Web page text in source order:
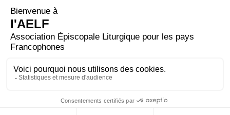
Seigneur puissant, que ta fidélité environne.
ORAISON
Père, au milieu du jour tu nous donnes un temps de
repos pour refaire nos corps et nos esprits, accorde-
profit pour ton service et celui de nos frères. Par Jésus,